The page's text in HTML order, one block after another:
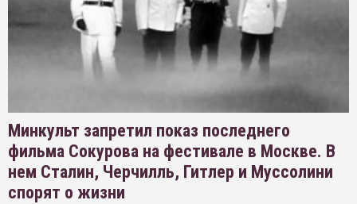
Минкульт запретил показ последнего
фильма Сокурова на фестивале в Москве. В
нем Сталин, Черчилль, Гитлер и Муссолини
спорят о жизни